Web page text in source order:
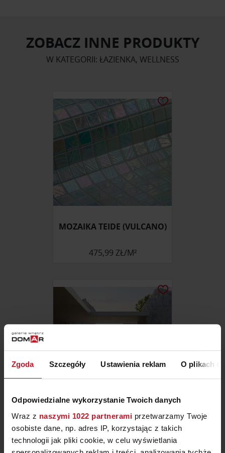
Zgoda Szczegóły Ustawienia reklam O plikach
Odpowiedzialne wykorzystanie Twoich danych
Wraz z naszymi 1022 partnerami przetwarzamy Twoje
osobiste dane, np. adres IP, korzystając z takich
technologii jak pliki cookie, w celu wyświetlania
ZOBACZ INNE PRODUKTY
W KATEGORII: ŁAZIENKA, WELLNESS
MOZAIKA TEIDE (VULCANO)
475,99 ZŁ/M²
MOZAIKA EZARRI GOLD 25
ZAPYTAJ O CENĘ W SALONIE